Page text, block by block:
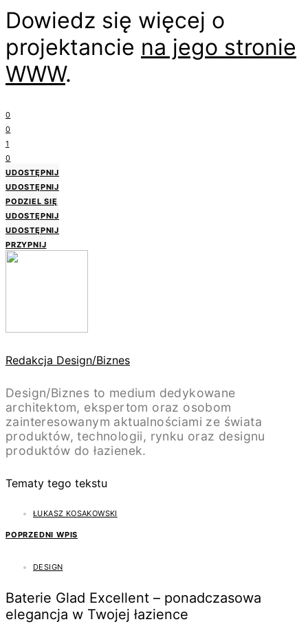
Dowiedz się więcej o
projektancie na jego stronie
WWW.
0
0
1
0
UDOSTĘPNIJ
UDOSTĘPNIJ
PODZIEL SIĘ
UDOSTĘPNIJ
UDOSTĘPNIJ
PRZYPNIJ
Redakcja Design/Biznes
Design/Biznes to medium dedykowane
architektom, ekspertom oraz osobom
zainteresowanym aktualnościami ze świata
produktów, technologii, rynku oraz designu
produktów do łazienek.
Tematy tego tekstu
ŁUKASZ KOSAKOWSKI
POPRZEDNI WPIS
DESIGN
Baterie Glad Excellent – ponadczasowa
elegancja w Twojej łazience